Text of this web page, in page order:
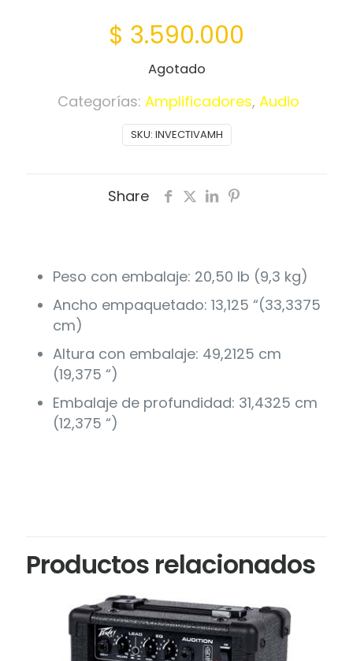
$ 3.590.000
Agotado
SKU: INVECTIVAMH
Categorías: Amplificadores, Audio
Share
Peso con embalaje: 20,50 lb (9,3 kg)
Ancho empaquetado: 13,125 “(33,3375
cm)
Altura con embalaje: 49,2125 cm
(19,375 “)
Embalaje de profundidad: 31,4325 cm
(12,375 “)
Productos relacionados